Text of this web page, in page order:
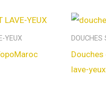
YEUX DOUCHES
lave-yeux